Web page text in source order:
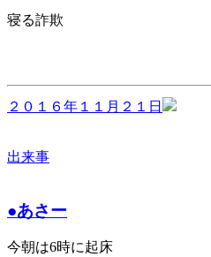
寝る詐欺
２０１６年１１月２１日
出来事
●あさー
今朝は6時に起床